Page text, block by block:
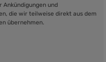
Ankündigungen und
die wir teilweise direkt aus dem
übernehmen.